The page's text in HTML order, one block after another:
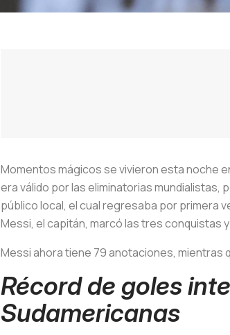
Momentos mágicos se vivieron esta noche
era válido por las eliminatorias mundialistas,
público local, el cual regresaba por primera
Messi, el capitán, marcó las tres conquistas
Messi ahora tiene 79 anotaciones, mientras
Récord de goles
Sudamericanas